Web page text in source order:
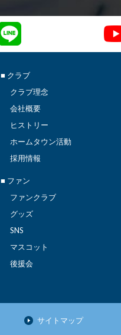
■ クラブ
クラブ理念
会社概要
ヒストリー
ホームタウン活動
採用情報
■ ファン
ファンクラブ
グッズ
SNS
マスコット
後援会
サイトマップ